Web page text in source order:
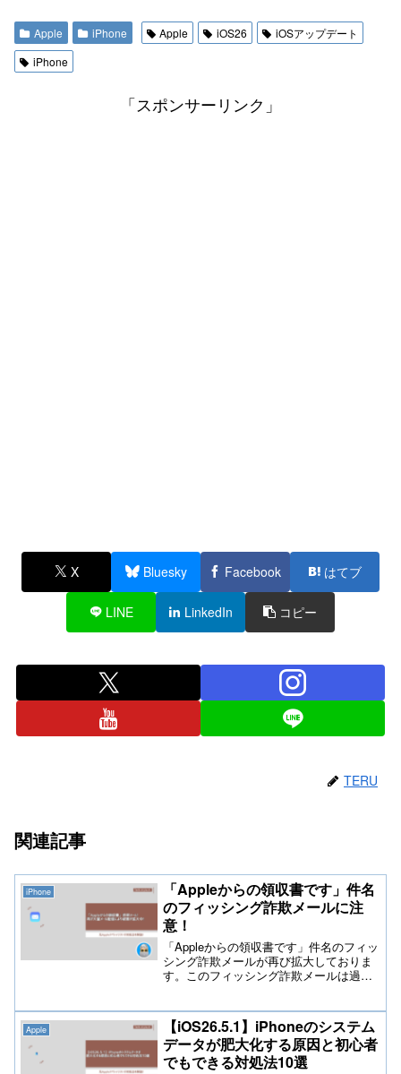
Apple iPhone Apple iOS26
iOSアップデート
iPhone
「スポンサーリンク」
X Bluesky Facebook はてブ
LINE LinkedIn コピー
TERU
関連記事
iPhone
「Appleからの領収書です」件名
のフィッシング詐欺メールに注
意！
「Appleからの領収書です」件名のフィッ
シング詐欺メールが再び拡大しておりま
す。このフィッシング詐欺メールは過去
ど被害に遭われた方も多く注意して下さ
い。AppleID乗っ取り被害にあった場合の
対処方法など解説しております。
Apple
【iOS26.5.1】iPhoneのシステム
データが肥大化する原因と初心者
でもできる対処法10選